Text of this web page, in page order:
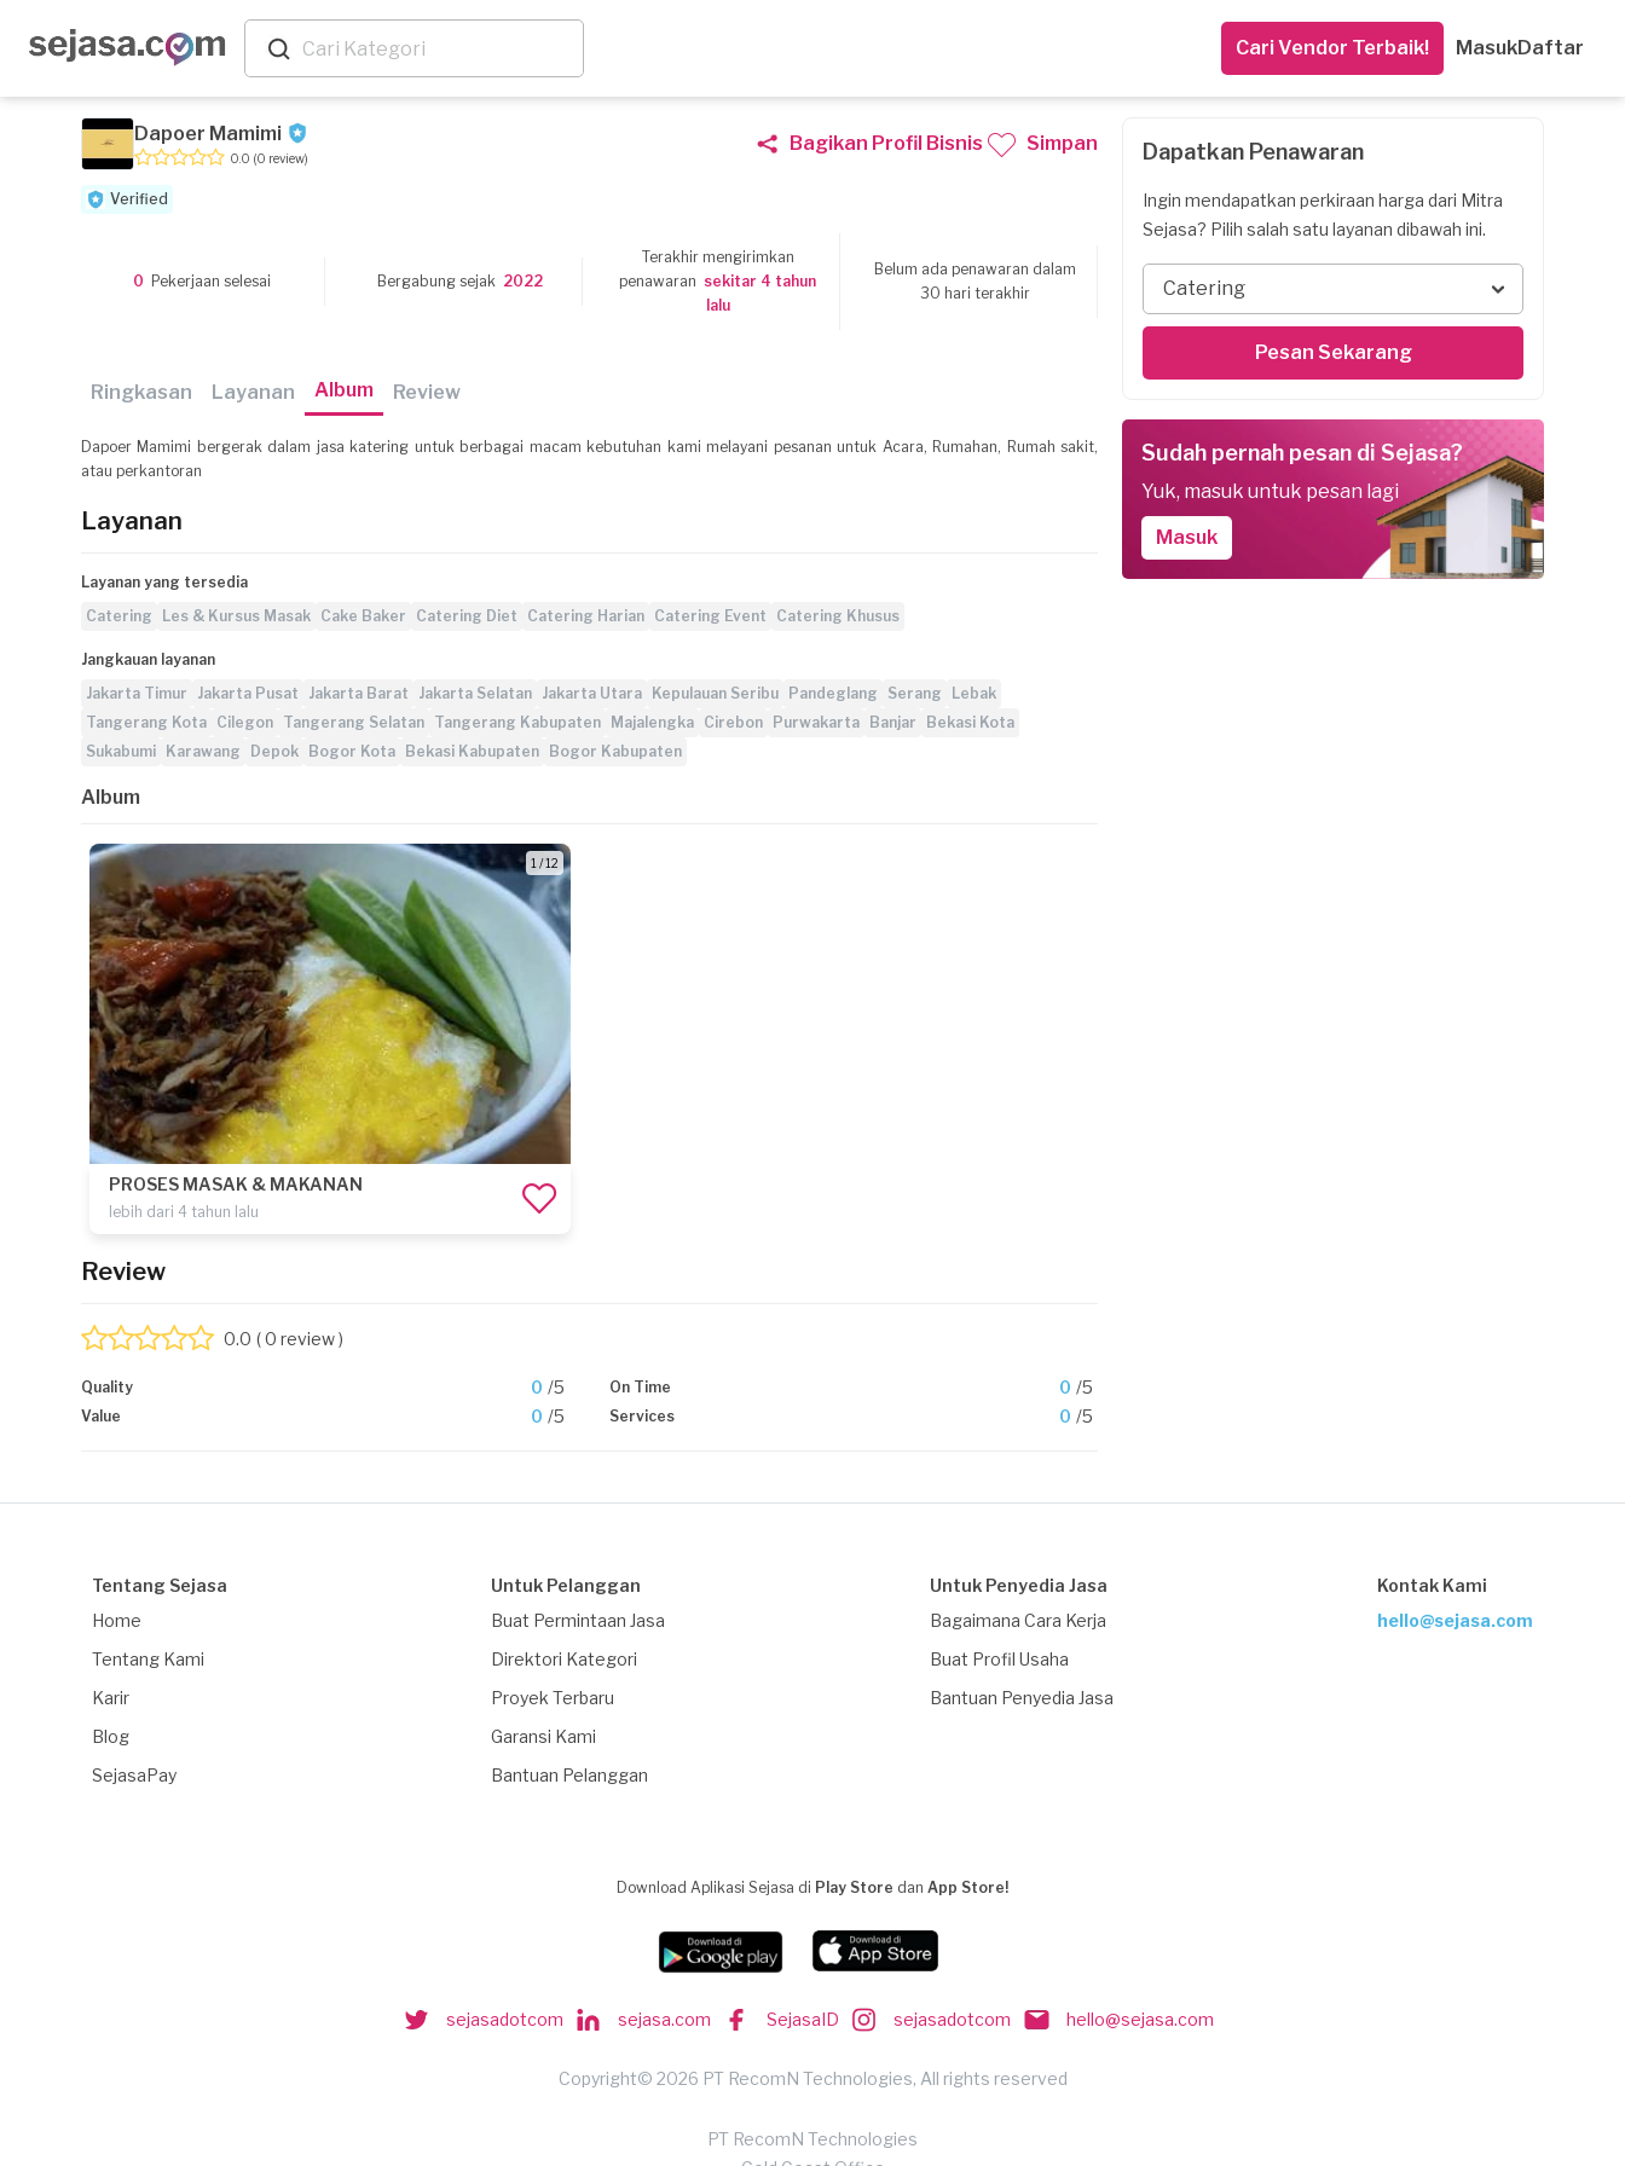
Cari Vendor Terbaik! MasukDaftar
Dapoer Mamimi
0.0 (0 review)
Bagikan Profil Bisnis Simpan
Verified
0 Pekerjaan selesai Bergabung sejak 2022
Terakhir mengirimkan
penawaran sekitar 4 tahun
lalu
Belum ada penawaran dalam
30 hari terakhir
Ringkasan Layanan Album Review
Dapoer Mamimi bergerak dalam jasa katering untuk berbagai macam kebutuhan kami melayani pesanan untuk Acara, Rumahan, Rumah sakit,
atau perkantoran
Layanan
Layanan yang tersedia
Catering
Les & Kursus Masak Cake Baker Catering Diet Catering Harian Catering Event Catering Khusus
Jangkauan layanan
Jakarta Timur
Jakarta Pusat Jakarta Barat Jakarta Selatan Jakarta Utara Kepulauan Seribu Pandeglang Serang
Lebak
Tangerang Kota Cilegon Tangerang Selatan Tangerang Kabupaten Majalengka Cirebon Purwakarta Banjar
Bekasi Kota
Sukabumi
Karawang Depok Bogor Kota Bekasi Kabupaten Bogor Kabupaten
Album
1 / 12
PROSES MASAK & MAKANAN
lebih dari 4 tahun lalu
Review
0.0 ( 0 review )
Quality 0 /5 On Time 0 /5
Value 0 /5 Services 0 /5
Dapatkan Penawaran
Ingin mendapatkan perkiraan harga dari Mitra
Sejasa? Pilih salah satu layanan dibawah ini.
Catering
Pesan Sekarang
Sudah pernah pesan di Sejasa?
Yuk, masuk untuk pesan lagi
Masuk
Tentang Sejasa
Home
Tentang Kami
Karir
Blog
SejasaPay
Untuk Pelanggan
Buat Permintaan Jasa
Direktori Kategori
Proyek Terbaru
Garansi Kami
Bantuan Pelanggan
Untuk Penyedia Jasa
Bagaimana Cara Kerja
Buat Profil Usaha
Bantuan Penyedia Jasa
Kontak Kami
hello@sejasa.com
Download Aplikasi Sejasa di Play Store dan App Store!
sejasadotcom sejasa.com SejasaID sejasadotcom hello@sejasa.com
Copyright© 2026 PT RecomN Technologies, All rights reserved
PT RecomN Technologies